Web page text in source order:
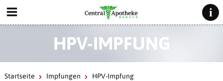
HPV-IMPFUNG
Startseite Impfungen HPV-Impfung